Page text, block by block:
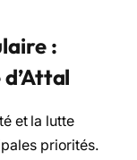
:
et la lutte
priorités.